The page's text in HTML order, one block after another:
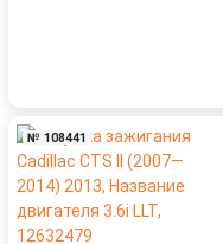
№ 108441